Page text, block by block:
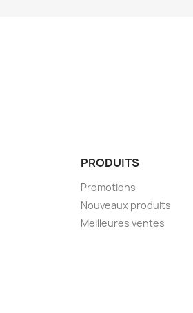
PRODUITS
Promotions
Nouveaux produits
Meilleures ventes